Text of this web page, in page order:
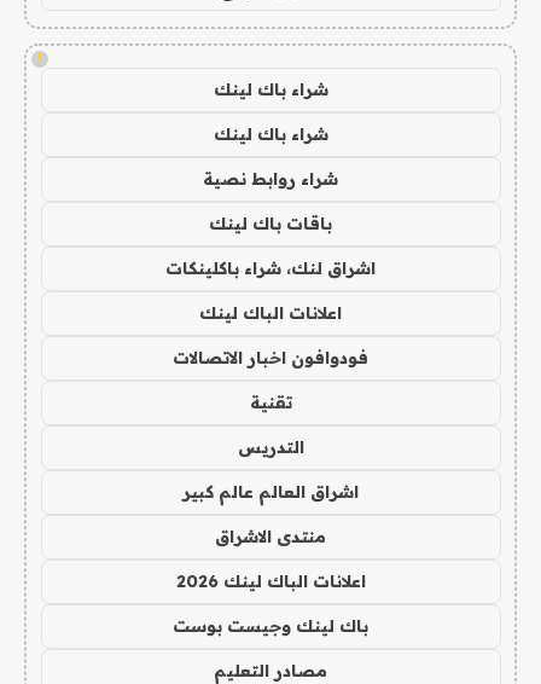
!
شراء باك لينك
شراء باك لينك
شراء روابط نصية
باقات باك لينك
اشراق لنك، شراء باكلينكات
اعلانات الباك لينك
فودوافون اخبار الاتصالات
تقنية
التدريس
اشراق العالم عالم كبير
منتدى الاشراق
اعلانات الباك لينك 2026
باك لينك وجيست بوست
مصادر التعليم